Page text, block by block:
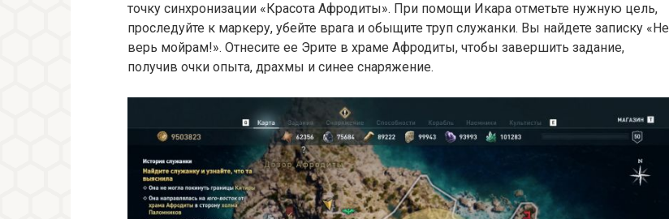
точку синхронизации «Красота Афродиты». При помощи Икара отметьте нужную цель,
проследуйте к маркеру, убейте врага и обыщите труп служанки. Вы найдете записку «Не
верь мойрам!». Отнесите ее Эрите в храме Афродиты, чтобы завершить задание,
получив очки опыта, драхмы и синее снаряжение.